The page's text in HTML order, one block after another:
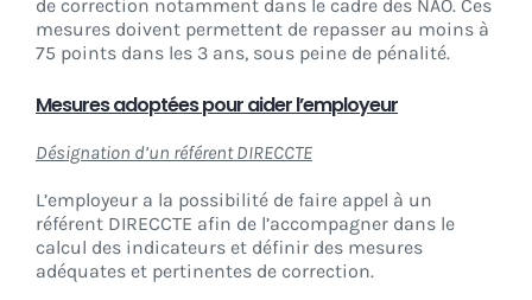
de correction notamment dans le cadre des NAO. Ces
mesures doivent permettent de repasser au moins à
75 points dans les 3 ans, sous peine de pénalité.
Mesures adoptées pour aider l’employeur
Désignation d’un référent DIRECCTE
L’employeur a la possibilité de faire appel à un
référent DIRECCTE afin de l’accompagner dans le
calcul des indicateurs et définir des mesures
adéquates et pertinentes de correction.